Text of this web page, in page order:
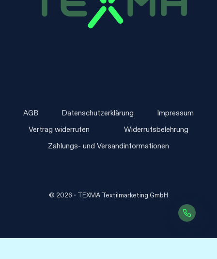
AGB Datenschutzerklärung
Impressum
Vertrag widerrufen
Widerrufsbelehrung
Zahlungs- und Versandinformationen
© 2026 - TEXMA Textilmarketing GmbH